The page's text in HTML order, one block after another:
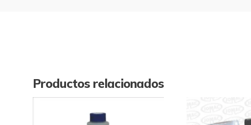
Productos relacionados